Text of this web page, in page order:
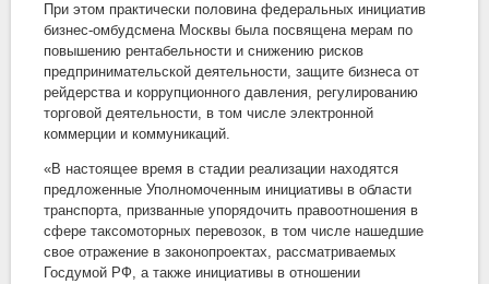
При этом практически половина федеральных инициатив
бизнес-омбудсмена Москвы была посвящена мерам по
повышению рентабельности и снижению рисков
предпринимательской деятельности, защите бизнеса от
рейдерства и коррупционного давления, регулированию
торговой деятельности, в том числе электронной
коммерции и коммуникаций.
«В настоящее время в стадии реализации находятся
предложенные Уполномоченным инициативы в области
транспорта, призванные упорядочить правоотношения в
сфере таксомоторных перевозок, в том числе нашедшие
свое отражение в законопроектах, рассматриваемых
Госдумой РФ, а также инициативы в отношении